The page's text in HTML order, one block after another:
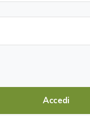
Accedi